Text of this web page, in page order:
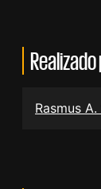
Realizado
Rasmus